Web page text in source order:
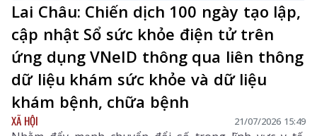
Lai Châu: Chiến dịch 100 ngày tạo lập,
cập nhật Sổ sức khỏe điện tử trên
ứng dụng VNeID thông qua liên thông
dữ liệu khám sức khỏe và dữ liệu
khám bệnh, chữa bệnh
XÃ HỘI 21/07/2026 15:49